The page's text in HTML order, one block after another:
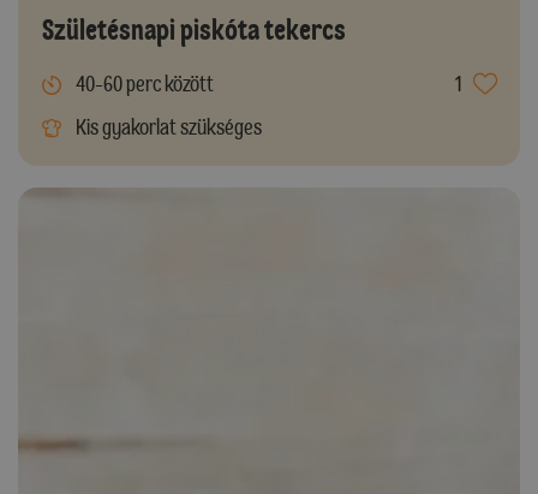
Születésnapi piskóta tekercs
40-60 perc között
1
Kis gyakorlat szükséges